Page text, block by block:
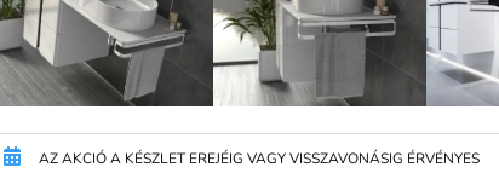
AZ AKCIÓ A KÉSZLET EREJÉIG VAGY VISSZAVONÁSIG ÉRVÉNYES